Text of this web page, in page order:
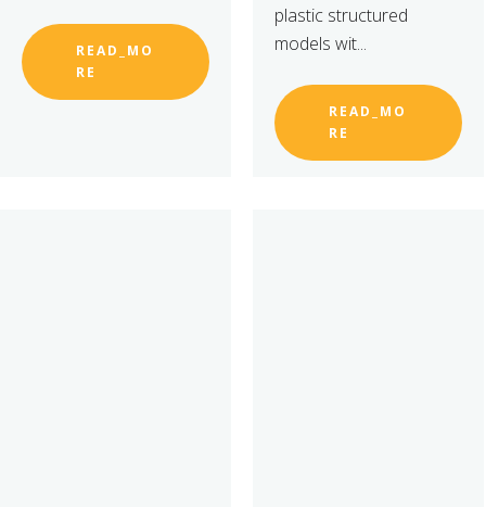
READ_MO
RE
plastic structured
models wit...
READ_MO
RE